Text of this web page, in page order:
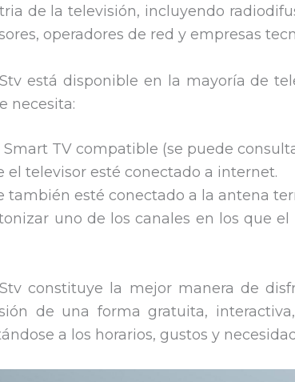
de la televisión, incluyendo
operadores de red y empresas
está disponible en la mayoría de
necesita:
Smart TV compatible (se puede
el televisor esté conectado a internet.
también esté conectado a la antena
uno de los canales en los que
constituye la mejor manera de
de una forma gratuita,
a los horarios, gustos y